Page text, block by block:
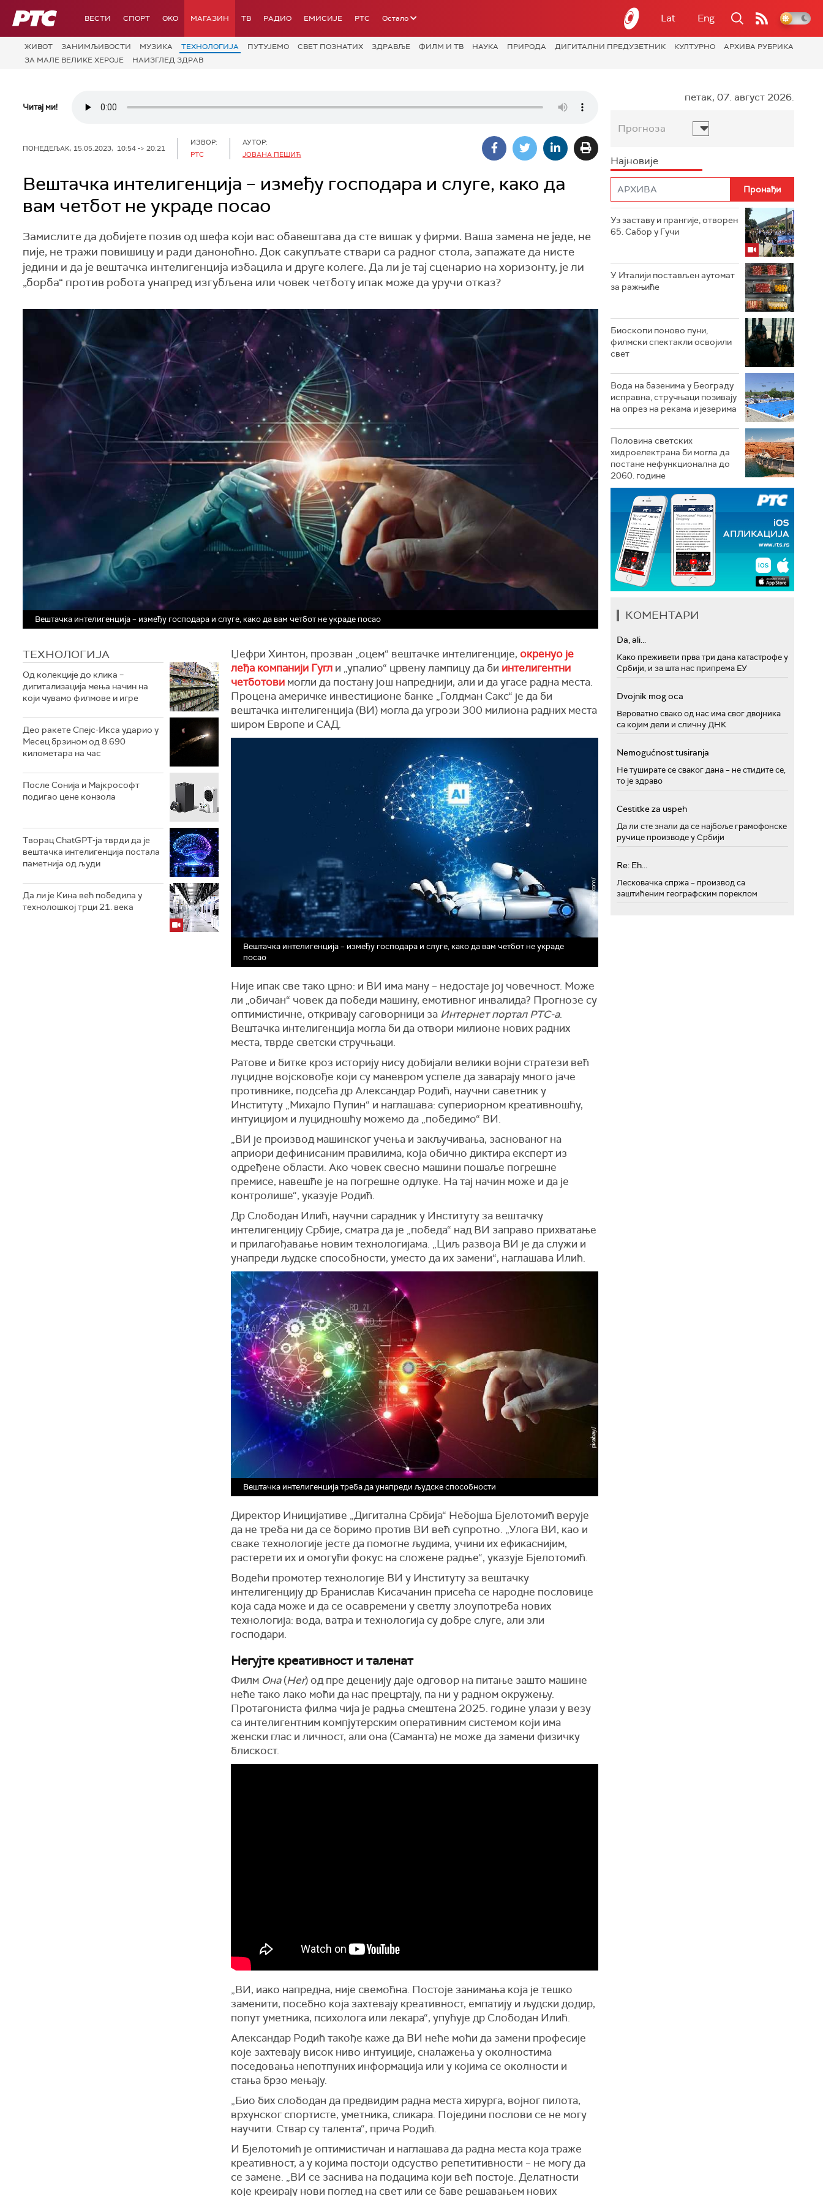
РТС ВЕСТИ СПОРТ OKO МАГАЗИН ТВ РАДИО ЕМИСИЈЕ РТС Остало Lat Eng
ЖИВОТ ЗАНИМЉИВОСТИ МУЗИКА ТЕХНОЛОГИЈA ПУТУЈЕМО СВЕТ ПОЗНАТИХ ЗДРАВЉЕ ФИЛМ И ТВ НАУКА ПРИРОДА ДИГИТАЛНИ ПРЕДУЗЕТНИК КУЛТУРНО
АРХИВА РУБРИКА
ЗА МАЛЕ ВЕЛИКЕ ХЕРОЈЕ
НАИЗГЛЕД ЗДРАВ
Читај ми!
ПОНЕДЕЉАК, 15.05.2023, 10:54 -> 20:21
ИЗВОР:
РТС
АУТОР:
ЈОВАНА ПЕШИЋ
Вештачка интелигенција – између господара и слуге, како да
вам четбот не украде посао
Замислите да добијете позив од шефа који вас обавештава да сте вишак у фирми. Ваша замена не једе, не
пије, не тражи повишицу и ради даноноћно. Док сaкупљате ствари са радног стола, запажате да нисте
једини и да је вештачка интелигенција избацила и друге колеге. Да ли је тај сценарио на хоризонту, је ли
„борба“ против робота унапред изгубљена или човек четботу ипак може да уручи отказ?
Вештачка интелигенција – између господара и слуге, како да вам четбот не украде посао
ТЕХНОЛОГИЈA
Од колекције до клика –
дигитализација мења начин на
који чувамо филмове и игре
Део ракете Спејс-Икса ударио у
Месец брзином од 8.690
километара на час
После Сонија и Мајкрософт
подигао цене конзола
Творац ChatGPT-ја тврди да је
вештачка интелигенција постала
паметнија од људи
Да ли је Кина већ победила у
технолошкој трци 21. века
Џефри Хинтон, прозван „оцем“ вештачке интелигенције, окренуо је
леђа компанији Гугл и „упалио“ црвену лампицу да би интелигентни
четботови могли да постану још напреднији, али и да угасе радна места.
Процена америчке инвестиционе банке „Голдман Сакс“ је да би
вештачка интелигенција (ВИ) могла да угрози 300 милиона радних места
широм Европе и САД.
Вештачка интелигенција – између господара и слуге, како да вам четбот не украде
посао
Није ипак све тако црно: и ВИ има ману – недостаје јој човечност. Може
ли „обичан“ човек да победи машину, емотивног инвалида? Прогнозе су
оптимистичне, откривају саговорници за Интернет портал РТС-а.
Вештачка интелигенција могла би да отвори милионе нових радних
места, тврде светски стручњаци.
Ратове и битке кроз историју нису добијали велики војни стратези већ
луцидне војсковође који су маневром успеле да заварају много јаче
противнике, подсећа др Александар Родић, научни саветник у
Институту „Михајло Пупин“ и наглашава: супериорном креативношћу,
интуицијом и луцидношћу можемо да „победимо“ ВИ.
„ВИ је производ машинског учења и закључивања, заснованог на
априори дефинисаним правилима, која обично диктира експерт из
одређене области. Ако човек свесно машини пошаље погрешне
премисе, навешће је на погрешне одлуке. На тај начин може и да је
контролише“, указује Родић.
Др Слободан Илић, научни сарадник у Институту за вештачку
интелигенцију Србије, сматра да је „победа“ над ВИ заправо прихватање
и прилагођавање новим технологијама. „Циљ развоја ВИ је да служи и
унапреди људске способности, уместо да их замени“, наглашава Илић.
Вештачка интелигенција треба да унапреди људске способности
Директор Иницијативе „Дигитална Србија“ Небојша Бјелотомић верује
да не треба ни да се боримо против ВИ већ супротно. „Улога ВИ, као и
сваке технологије јесте да помогне људима, учини их ефикаснијим,
растерети их и омогући фокус на сложене радње“, указује Бјелотомић.
Водећи промотер технологије ВИ у Институту за вештачку
интелигенцију др Бранислав Кисачанин присећа се народне пословице
која сада може и да се осавремени у светлу злоупотреба нових
технологија: вода, ватра и технологија су добре слуге, али зли
господари.
Негујте креативност и таленат
Филм Она(Her) од пре деценију даје одговор на питање зашто машине
неће тако лако моћи да нас прецртају, па ни у радном окружењу.
Протагониста филма чија је радња смештена 2025. године улази у везу
са интелигентним компјутерским оперативним системом који има
женски глас и личност, али она (Саманта) не може да замени физичку
блискост.
„ВИ, иако напредна, није свемоћна. Постоје занимања која је тешко
заменити, посебно која захтевају креативност, емпатију и људски додир,
попут уметника, психолога или лекара“, упућује др Слободан Илић.
Александар Родић такође каже да ВИ неће моћи да замени професије
које захтевају висок ниво интуиције, сналажења у околностима
поседовања непотпуних информација или у којима се околности и
стања брзо мењају.
„Био бих слободан да предвидим радна места хирурга, војног пилота,
врхунског спортисте, уметника, сликара. Поједини послови се не могу
научити. Ствар су талента“, прича Родић.
И Бјелотомић је оптимистичан и наглашава да радна места која траже
креативност, а у којима постоји одсуство репетитивности – не могу да
се замене. „ВИ се заснива на подацима који већ постоје. Делатности
које креирају нови поглед на свет или се баве решавањем нових
петак, 07. август 2026.
Прогноза
Најновије
Уз заставу и прангије, отворен
65. Сабор у Гучи
У Италији постављен аутомат
за ражњиће
Биоскопи поново пуни,
филмски спектакли освојили
свет
Вода на базенима у Београду
исправна, стручњаци позивају
на опрез на рекама и језерима
Половина светских
хидроелектрана би могла да
постане нефункционална до
2060. године
КОМЕНТАРИ
Da, ali...
Како преживети прва три дана катастрофе у
Србији, и за шта нас припрема ЕУ
Dvojnik mog oca
Вероватно свако од нас има свог двојника
са којим дели и сличну ДНК
Nemogućnost tusiranja
Не туширате се сваког дана – не стидите се,
то је здраво
Cestitke za uspeh
Да ли сте знали да се најбоље грамофонске
ручице производе у Србији
Re: Eh...
Лесковачка спржа – производ са
заштићеним географским пореклом